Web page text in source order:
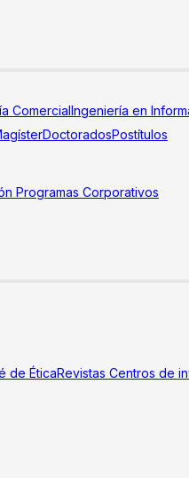
ComercialIngeniería en
DoctoradosPostítulos
Programas Corporativos
de ÉticaRevistas Centros de